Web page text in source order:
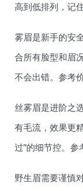
高到低排列，记
雾眉是新手的安
合所有脸型和眉
不会出错。参考
丝雾眉是进阶之
有毛流，效果更
过”的细节控。参
野生眉需要谨慎